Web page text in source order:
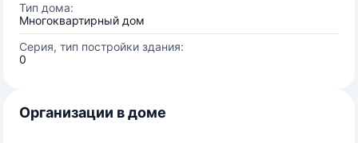
Тип дома:
Многоквартирный дом
Серия, тип постройки здания:
0
Организации в доме